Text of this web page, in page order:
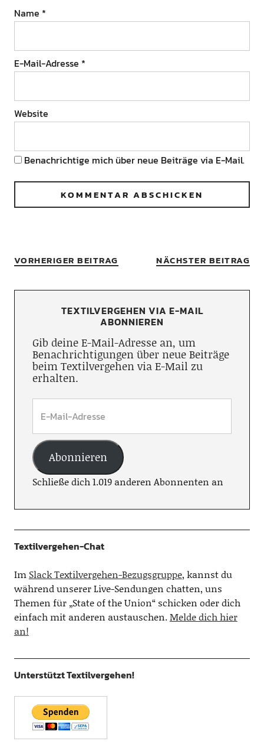
Name *
E-Mail-Adresse *
Website
Benachrichtige mich über neue Beiträge via E-Mail.
VORHERIGER BEITRAG NÄCHSTER BEITRAG
TEXTILVERGEHEN VIA E-MAIL
ABONNIEREN
Gib deine E-Mail-Adresse an, um
Benachrichtigungen über neue Beiträge
beim Textilvergehen via E-Mail zu
erhalten.
Abonnieren
Schließe dich 1.019 anderen Abonnenten an
Textilvergehen-Chat
Im Slack Textilvergehen-Bezugsgruppe, kannst du
während unserer Live-Sendungen chatten, uns
Themen für „State of the Union“ schicken oder dich
einfach mit anderen austauschen.Melde dich hier
an!
Unterstützt Textilvergehen!